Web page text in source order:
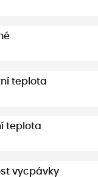
teplota
teplota
vycpávky